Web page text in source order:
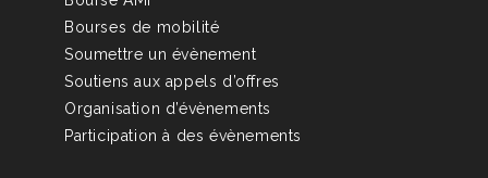
Bourses de mobilité
Soumettre un évènement
Soutiens aux appels d’offres
Organisation d’évènements
Participation à des évènements